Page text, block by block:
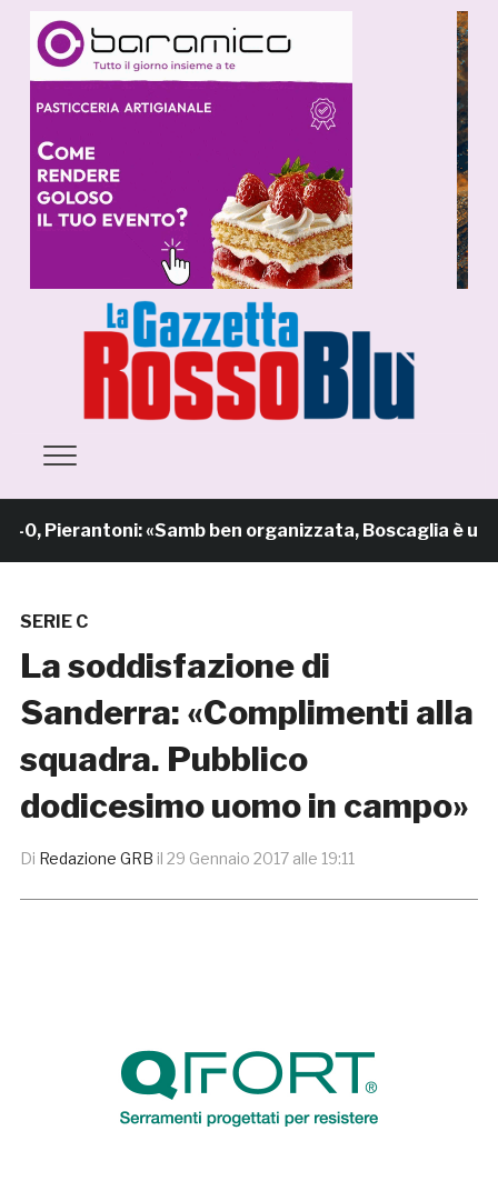
Pierantoni: «Samb ben organizzata, Boscaglia è un
SERIE C
La soddisfazione di
Sanderra: «Complimenti alla
squadra. Pubblico
dodicesimo uomo in campo»
Di Redazione GRB il 29 Gennaio 2017 alle 19:11